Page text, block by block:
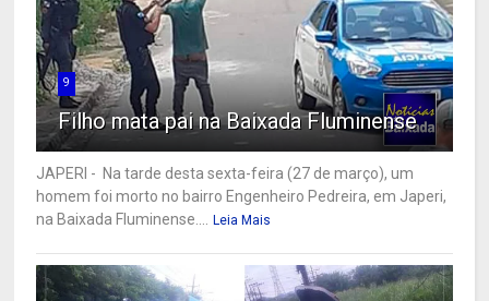
9
Filho mata pai na Baixada Fluminense
JAPERI - Na tarde desta sexta-feira (27 de março), um
homem foi morto no bairro Engenheiro Pedreira, em Japeri,
na Baixada Fluminense....
Leia Mais